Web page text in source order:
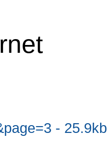
- 25.9kb